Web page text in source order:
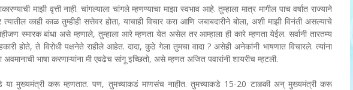
माझी वृत्ती नाही. चांगल्याला चांगले म्हणण्याचा माझा स्वभाव आहे. तुम्हाला मात्र मागील पाच वर्षात राज्याने
काही काळ तुम्हीही सत्तेवर होता, याचाही विचार करा आणि जबाबदारीने बोला, अशी माझी विनंती असल्याचे
स्मारक बांधा असे म्हणाले, तुम्हाला आरे म्हणता येत असेल तर आम्हाला ही कारे म्हणता येईल. सर्वानी तारतम्य
होते, ते विरोधी पक्षनेते राहीले आहेत. दादा, कुठे गेला तुमचा वादा ? असेही अनेकांनी भाषणात विचारले. त्यांना
भाषा करणाऱ्यांना मी एवढेच सांगू इच्छितो, असे म्हणत अजित पवारांनी शायरीच म्हटली.
या मुख्यमंत्री करू म्हणतात. पण, तुमच्याकडं माणसंच नाहीत. तुमच्याकडे 15-20 टाळकी अन् मुख्यमंत्री करू